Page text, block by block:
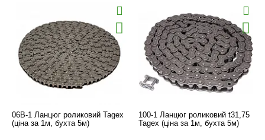
06B-1 Ланцюг роликовий Tagex
(ціна за 1м, бухта 5м)
100-1 Ланцюг роликовий t31,75
Tagex (ціна за 1м, бухта 5м)